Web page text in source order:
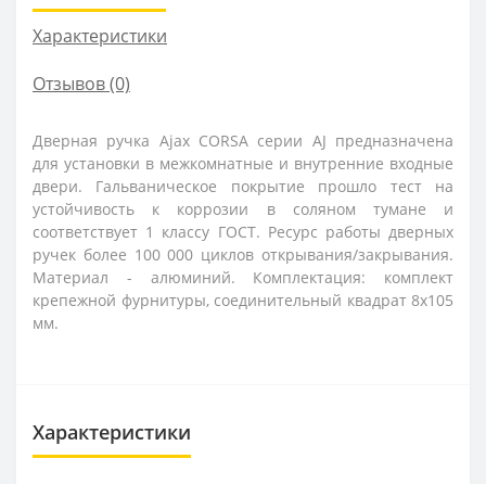
Характеристики
Отзывов (0)
Дверная ручка Ajax CORSA серии AJ предназначена
для установки в межкомнатные и внутренние входные
двери. Гальваническое покрытие прошло тест на
устойчивость к коррозии в соляном тумане и
соответствует 1 классу ГОСТ. Ресурс работы дверных
ручек более 100 000 циклов открывания/закрывания.
Материал - алюминий. Комплектация: комплект
крепежной фурнитуры, соединительный квадрат 8x105
мм.
Характеристики